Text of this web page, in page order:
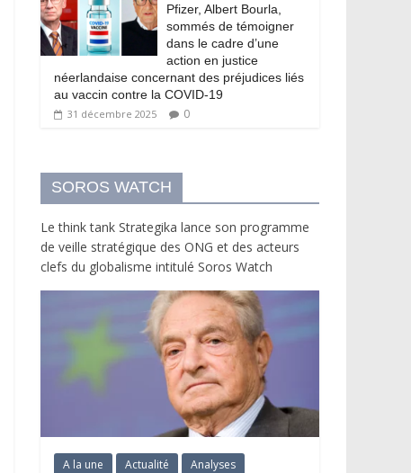
Pfizer, Albert Bourla,
sommés de témoigner
dans le cadre d’une
action en justice
néerlandaise concernant des préjudices liés
au vaccin contre la COVID-19
31 décembre 2025 0
SOROS WATCH
Le think tank Strategika lance son programme
de veille stratégique des ONG et des acteurs
clefs du globalisme intitulé Soros Watch
A la une Actualité
Analyses